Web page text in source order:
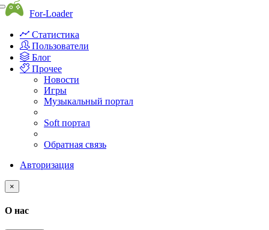
Toggle
navigation
For-Loader
Статистика
Пользователи
Блог
Прочее
Новости
Игры
Музыкальный портал
Soft портал
Обратная связь
Авторизация
×
О нас